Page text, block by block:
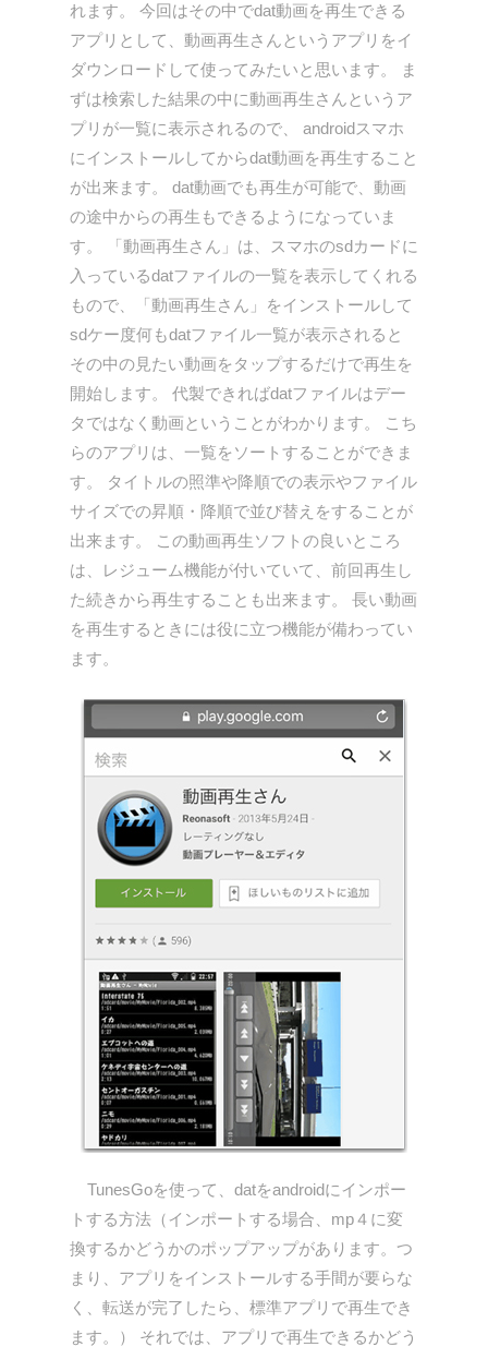
れます。 今回はその中でdat動画を再生できる
アプリとして、動画再生さんというアプリをイ
ダウンロードして使ってみたいと思います。 ま
ずは検索した結果の中に動画再生さんというア
プリが一覧に表示されるので、 androidスマホ
にインストールしてからdat動画を再生すること
が出来ます。 dat動画でも再生が可能で、動画
の途中からの再生もできるようになっていま
す。 「動画再生さん」は、スマホのsdカードに
入っているdatファイルの一覧を表示してくれる
もので、「動画再生さん」をインストールして
sdケー度何もdatファイル一覧が表示されると
その中の見たい動画をタップするだけで再生を
開始します。 代製できればdatファイルはデー
タではなく動画ということがわかります。 こち
らのアプリは、一覧をソートすることができま
す。 タイトルの照準や降順での表示やファイル
サイズでの昇順・降順で並び替えをすることが
出来ます。 この動画再生ソフトの良いところ
は、レジューム機能が付いていて、前回再生し
た続きから再生することも出来ます。 長い動画
を再生するときには役に立つ機能が備わってい
ます。
TunesGoを使って、datをandroidにインポー
トする方法（インポートする場合、mp４に変
換するかどうかのポップアップがあります。つ
まり、アプリをインストールする手間が要らな
く、転送が完了したら、標準アプリで再生でき
ます。） それでは、アプリで再生できるかどう